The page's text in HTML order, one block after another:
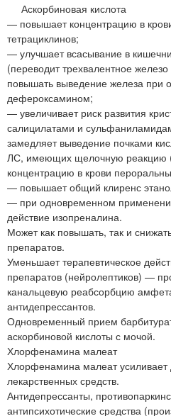
Аскорбиновая кислота
— повышает концентрацию в
тетрациклинов;
— улучшает всасывание в
(переводит трехвалентное
повышать выведение железа при
дефероксамином;
— увеличивает риск развития
салицилатами и
замедляет выведение почками
ЛС, имеющих щелочную реакцию
концентрацию в крови
— повышает общий клиренс
— при одновременном
действие изопреналина.
Может как повышать, так и
препаратов.
Уменьшает терапевтическое
препаратов (нейролептиков) —
канальцевую реабсорбцию
антидепрессантов.
Одновременный прием
аскорбиновой кислоты с мочой.
Хлорфенамина малеат
Хлорфенамина малеат усиливает
лекарственных средств.
Антидепрессанты,
антипсихотические средства